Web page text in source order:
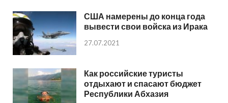
США намерены до конца года
вывести свои войска из Ирака
27.07.2021
Как российские туристы
отдыхают и спасают бюджет
Республики Абхазия